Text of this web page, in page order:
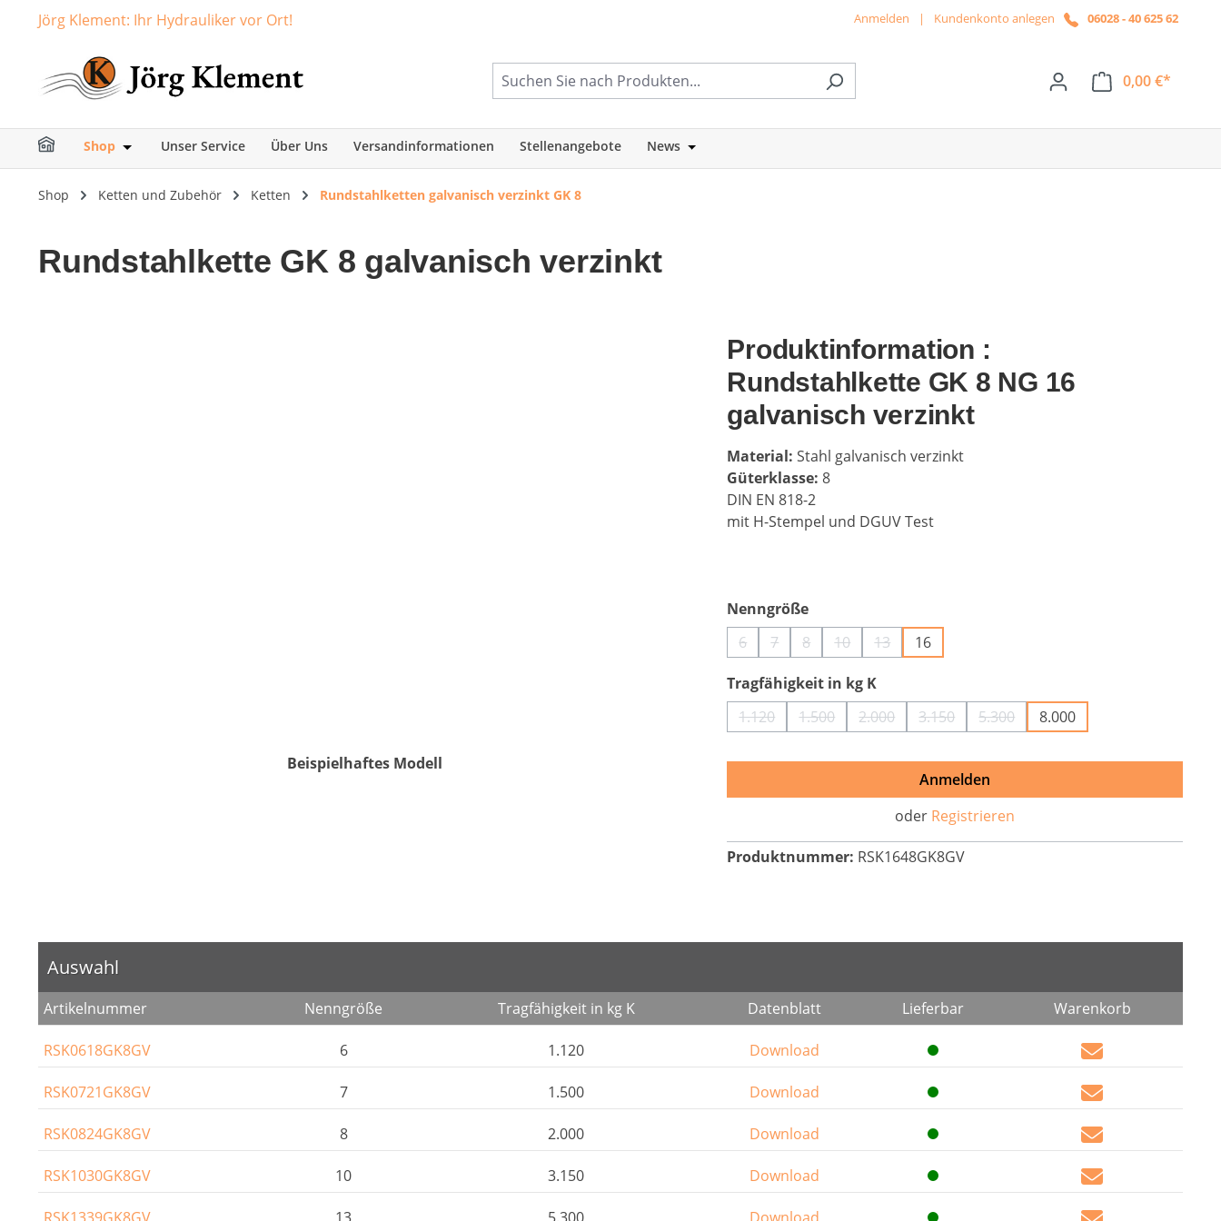
Zur Hauptnavigation springen
Jörg Klement: Ihr Hydrauliker vor Ort! Anmelden | Kundenkonto anlegen 06028 - 40 625 62
0,00 €*
Shop Öffne oder Schließe das Dropdown der Kategorie Shop
Unser Service Über Uns Versandinformationen Stellenangebote News Öffne oder Schließe das Dropdown der Kategorie News
Shop Ketten und Zubehör Ketten Rundstahlketten galvanisch verzinkt GK 8
Rundstahlkette GK 8 galvanisch verzinkt
Beispielhaftes Modell
Produktinformation :
Rundstahlkette GK 8 NG 16
galvanisch verzinkt
Material: Stahl galvanisch verzinkt
Güterklasse: 8
DIN EN 818-2
mit H-Stempel und DGUV Test
Nenngrößeauswählen
6(Diese Option ist zurzeit nicht verfügbar.)
7(Diese Option ist zurzeit nicht verfügbar.)
8(Diese Option ist zurzeit nicht verfügbar.)
10(Diese Option ist zurzeit nicht verfügbar.)
13(Diese Option ist zurzeit nicht verfügbar.)
16
Tragfähigkeit in kg Kauswählen
1.120(Diese Option ist zurzeit nicht verfügbar.)
1.500(Diese Option ist zurzeit nicht verfügbar.)
2.000(Diese Option ist zurzeit nicht verfügbar.)
3.150(Diese Option ist zurzeit nicht verfügbar.)
5.300(Diese Option ist zurzeit nicht
8.000
Anmelden
oder Registrieren
Produktnummer: RSK1648GK8GV
Auswahl
Artikelnummer Nenngröße Tragfähigkeit in kg K Datenblatt Lieferbar Warenkorb
RSK0618GK8GV 6 1.120 Download
RSK0721GK8GV 7 1.500 Download
RSK0824GK8GV 8 2.000 Download
RSK1030GK8GV 10 3.150 Download
RSK1339GK8GV 13 5.300 Download